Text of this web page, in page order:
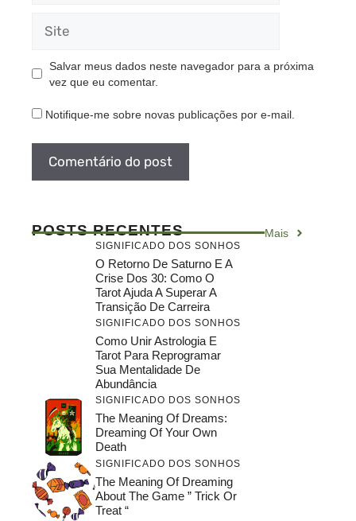
Salvar meus dados neste navegador para a próxima
vez que eu comentar.
Notifique-me sobre novas publicações por e-mail.
POSTS RECENTES Mais
SIGNIFICADO DOS SONHOS
O Retorno De Saturno E A
Crise Dos 30: Como O
Tarot Ajuda A Superar A
Transição De Carreira
SIGNIFICADO DOS SONHOS
Como Unir Astrologia E
Tarot Para Reprogramar
Sua Mentalidade De
Abundância
SIGNIFICADO DOS SONHOS
The Meaning Of Dreams:
Dreaming Of Your Own
Death
SIGNIFICADO DOS SONHOS
The Meaning Of Dreaming
About The Game ” Trick Or
Treat “